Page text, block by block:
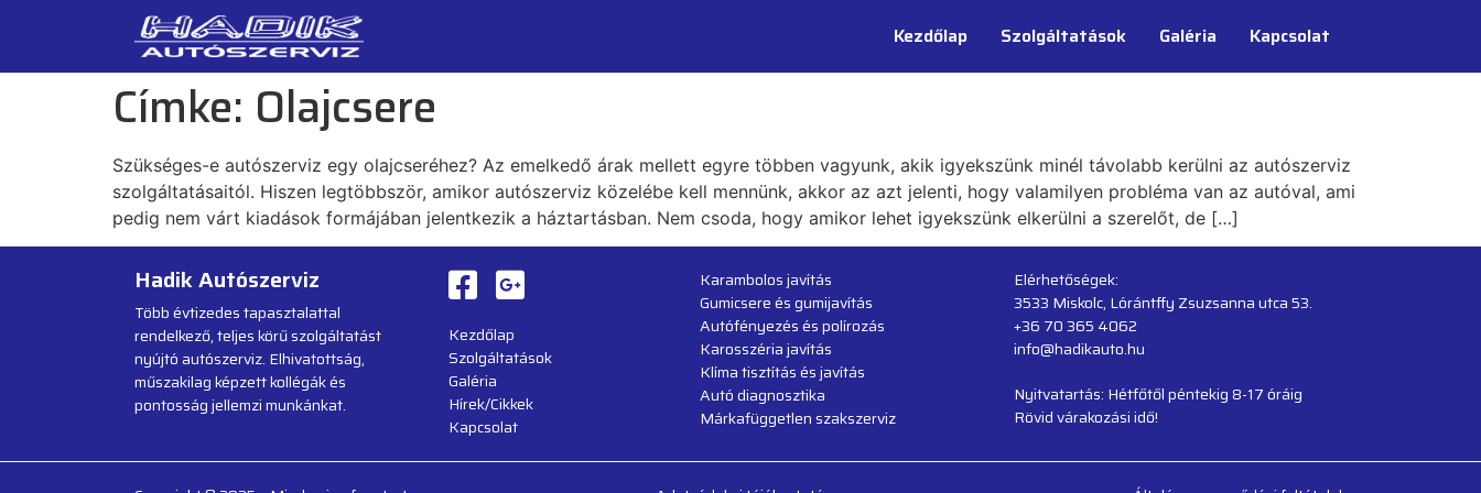
Kezdőlap Szolgáltatások Galéria Kapcsolat
Címke: Olajcsere
Szükséges-e autószerviz egy olajcseréhez? Az emelkedő árak mellett egyre többen vagyunk, akik igyekszünk minél távolabb kerülni az autószerviz
szolgáltatásaitól. Hiszen legtöbbször, amikor autószerviz közelébe kell mennünk, akkor az azt jelenti, hogy valamilyen probléma van az autóval, ami
pedig nem várt kiadások formájában jelentkezik a háztartásban. Nem csoda, hogy amikor lehet igyekszünk elkerülni a szerelőt, de […]
Hadik Autószerviz
Több évtizedes tapasztalattal
rendelkező, teljes körű szolgáltatást
nyújtó autószerviz. Elhivatottság,
műszakilag képzett kollégák és
pontosság jellemzi munkánkat.
Kezdőlap
Szolgáltatások
Galéria
Hírek/Cikkek
Kapcsolat
Karambolos javítás
Gumicsere és gumijavítás
Autófényezés és polírozás
Karosszéria javítás
Klíma tisztítás és javítás
Autó diagnosztika
Márkafüggetlen szakszerviz
Elérhetőségek:
3533 Miskolc, Lórántffy Zsuzsanna utca 53.
+36 70 365 4062
info@hadikauto.hu
Nyitvatartás: Hétfőtől péntekig 8-17 óráig
Rövid várakozási idő!